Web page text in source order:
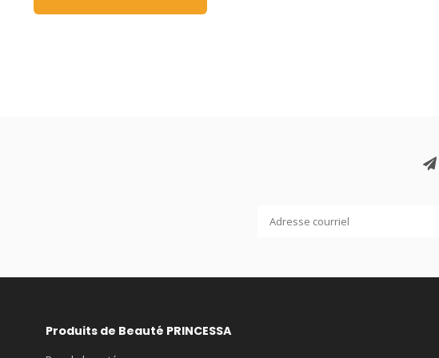
Produits de Beauté PRINCESSA